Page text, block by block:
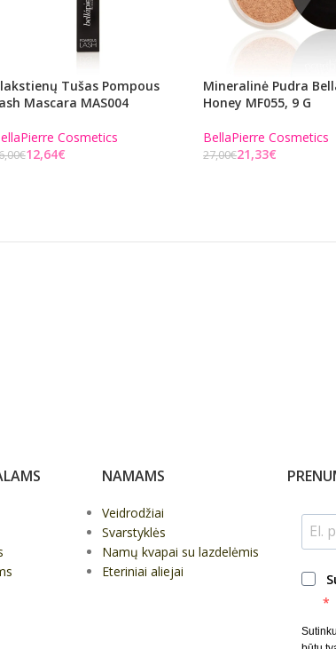
Tušas Pompous
Mascara MAS004
Cosmetics
€12,64€
Mineralinė Pudra
Honey MF055, 9 G
BellaPierre Cosmetics
27,00€21,33€
NAMAMS
Veidrodžiai
Svarstyklės
Namų kvapai su lazdelėmis
Eteriniai aliejai